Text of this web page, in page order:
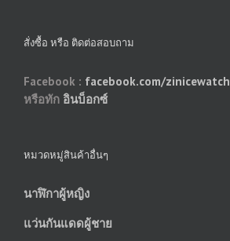
สั่งซื้อ หรือ ติดต่อสอบถาม
Facebook : facebook.com/zinicewatch
หรือทัก อินบ็อกซ์
หมวดหมู่สินค้าอื่นๆ
นาฬิกาผู้หญิง
แว่นกันแดดผู้ชาย